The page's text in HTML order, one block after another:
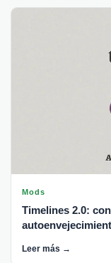
Mods
Timelines 2.0:
Leer más →